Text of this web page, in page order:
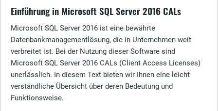
Einführung in Microsoft SQL Server 2016 CALs
Microsoft SQL Server 2016 ist eine bewährte
Datenbankmanagementlösung, die in Unternehmen weit
verbreitet ist. Bei der Nutzung dieser Software sind
Microsoft SQL Server 2016 CALs (Client Access Licenses)
unerlässlich. In diesem Text bieten wir Ihnen eine leicht
verständliche Übersicht über deren Bedeutung und
Funktionsweise.